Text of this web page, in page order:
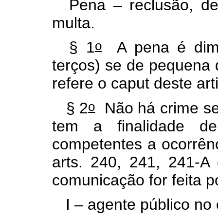
Pena – reclusão,
multa.
§ 1oA pena é
terços) se de pequena
refere o caputdeste
§ 2oNão há crime
tem a finalidade
competentes a
arts. 240, 241, 241-
comunicação for feita
I – agente público